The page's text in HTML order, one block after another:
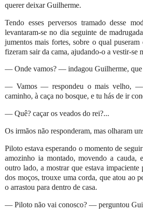
querer deixar Guilherme.
Tendo esses perversos tramado desse
levantaram-se no dia seguinte de
jumentos mais fortes, sobre o qual
fizeram sair da cama, ajudando-o a vestir-se
— Onde vamos? — indagou Guilherme, que
— Vamos — respondeu o mais velho, —
caminho, à caça no bosque, e tu hás de ir
— Quê? caçar os veados do rei?...
Os irmãos não responderam, mas olharam
Piloto estava esperando o momento de
amozinho ia montado, movendo a cauda,
outro lado, a mostrar que estava impaciente
dos moços, trouxe uma corda, que atou ao
o arrastou para dentro de casa.
— Piloto não vai conosco? — perguntou